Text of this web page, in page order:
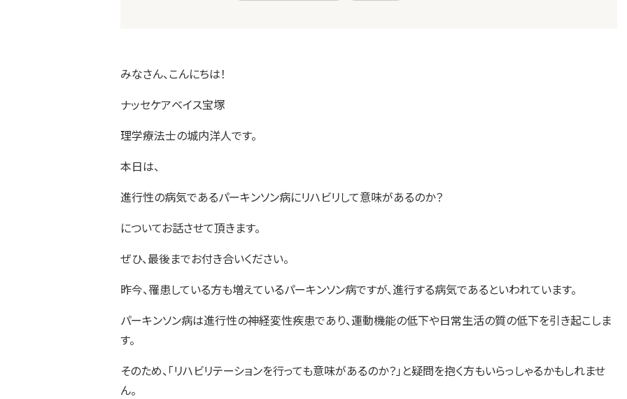
みなさん、こんにちは！
ナッセケアベイス宝塚
理学療法士の城内洋人です。
本日は、
進行性の病気であるパーキンソン病にリハビリして意味があるのか？
についてお話させて頂きます。
ぜひ、最後までお付き合いください。
昨今、罹患している方も増えているパーキンソン病ですが、進行する病気であるといわれています。
パーキンソン病は進行性の神経変性疾患であり、運動機能の低下や日常生活の質の低下を引き起こしま
す。
そのため、「リハビリテーションを行っても意味があるのか？」と疑問を抱く方もいらっしゃるかもしれませ
ん。